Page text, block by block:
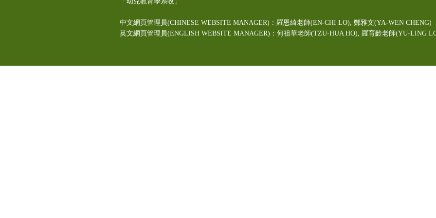
中文網頁管理員(CHINESE WEBSITE MANAGER)：羅恩綺老師(EN-CHI LO) , 鄭雅文(YA-WEN CHENG)
英文網頁管理員(ENGLISH WEBSITE MANAGER)：何祖華老師(TZU-HUA HO), 羅育齡老師(YU-LING